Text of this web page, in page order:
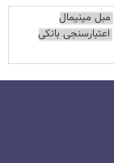
مبل مینیمال
اعتبارسنجی بانکی